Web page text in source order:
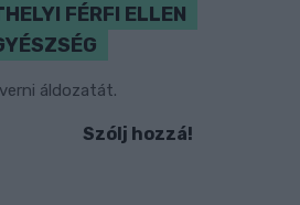
FÉRFI ELLEN
áldozatát.
Szólj hozzá!